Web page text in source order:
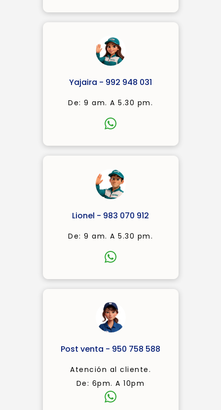
Yajaira - 992 948 031
De: 9 am. A 5.30 pm.
Lionel - 983 070 912
De: 9 am. A 5.30 pm.
Post venta - 950 758 588
Atención al cliente.
De: 6pm. A 10pm